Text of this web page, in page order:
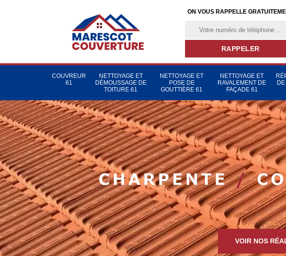
ON VOUS RAPPELLE
COUVREUR
61
NETTOYAGE ET
DÉMOUSSAGE DE
TOITURE 61
NETTOYAGE ET
POSE DE
GOUTTIÈRE 61
NETTOYAGE ET
RAVALEMENT DE
FAÇADE 61
VOIR NOS